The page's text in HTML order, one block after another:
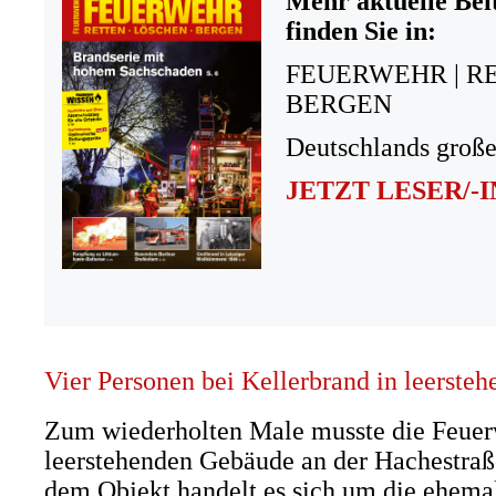
finden Sie in:
FEUERWEHR |
BERGEN
Deutschlands
JETZT LESER/-
Vier Personen bei Kellerbrand in
Zum wiederholten Male musste die
leerstehenden Gebäude an der
dem Objekt handelt es sich um die